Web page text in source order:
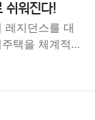
쉬워진다!
레지던스를 대
택을 체계적…